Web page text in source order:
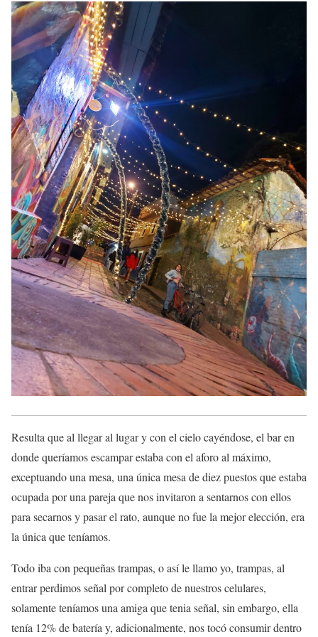
Resulta que al llegar al lugar y con el cielo cayéndose, el bar en
donde queríamos escampar estaba con el aforo al máximo,
exceptuando una mesa, una única mesa de diez puestos que estaba
ocupada por una pareja que nos invitaron a sentarnos con ellos
para secarnos y pasar el rato, aunque no fue la mejor elección, era
la única que teníamos.
Todo iba con pequeñas trampas, o así le llamo yo, trampas, al
entrar perdimos señal por completo de nuestros celulares,
solamente teníamos una amiga que tenia señal, sin embargo, ella
tenía 12% de batería y, adicionalmente, nos tocó consumir dentro